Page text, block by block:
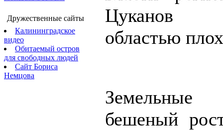
Дружественные сайты
Калининградское
видео
Обитаемый остров
для свободных людей
Сайт Бориса
Немцова
Цуканов
областью
бешеный